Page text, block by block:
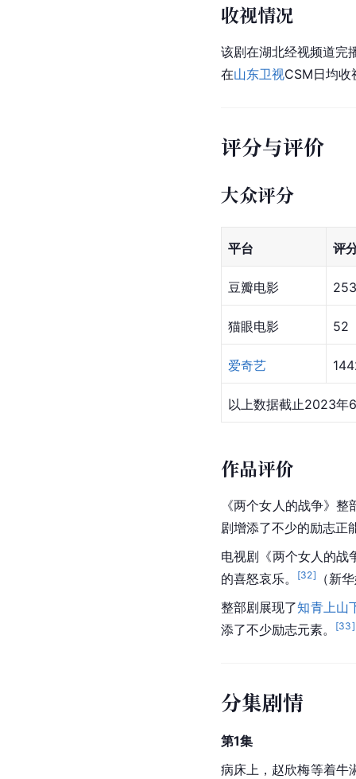
收视情况
该剧在湖北经视频道完
在山东卫视CSM日均
评分与评价
大众评分
平台 评
豆瓣电影
猫眼电影 52
爱奇艺
以上数据截止2023年
作品评价
《两个女人的战争》
剧增添了不少的励志正
电视剧《两个女人的战
的喜怒哀乐。
[32]
（
整部剧展现了知青上山
添了不少励志元素。
[33]
分集剧情
第1集
病床上，赵欣梅等着牛